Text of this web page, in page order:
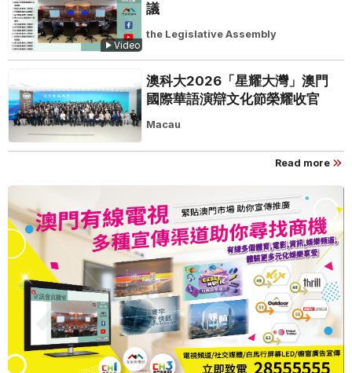
Video
議
the Legislative Assembly
澳科大2026「星耀大灣」澳門
國際華語演辯文化節榮耀收官
Macau
Read more